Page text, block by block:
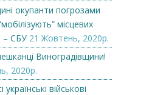
окупанти погрозами
місцевих
– СБУ 21 Жовтень, 2020р.
Виноградівщини!
2020р.
військові